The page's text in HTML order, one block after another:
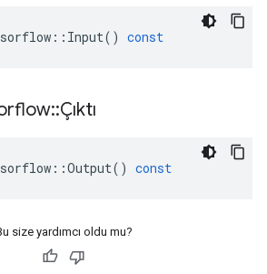
:: Input() const
::Çıktı
::Output() const
size yardımcı oldu mu?